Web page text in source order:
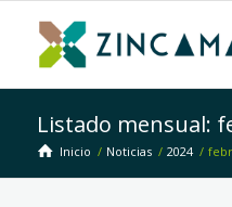
Listado mensual:
Inicio / Noticias / 2024 /